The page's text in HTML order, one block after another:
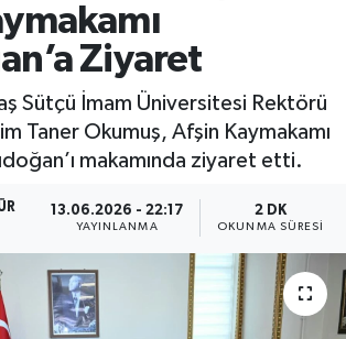
Ziyaret
Sütçü İmam Üniversitesi Rektörü
Taner Okumuş, Afşin Kaymakamı
makamında ziyaret etti.
13.06.2026 - 22:17
YAYINLANMA
2 DK
OKUNMA SÜRESI
- Sanat - Turizm
Haberleri